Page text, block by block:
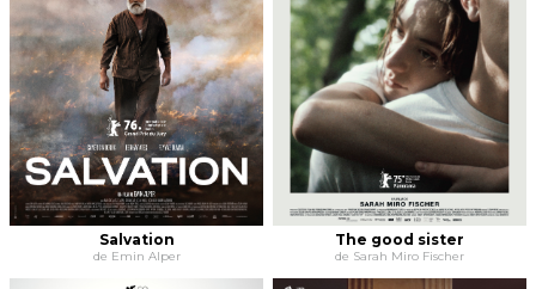
Salvation
de Emin Alper
The good sister
de Sarah Miro Fischer